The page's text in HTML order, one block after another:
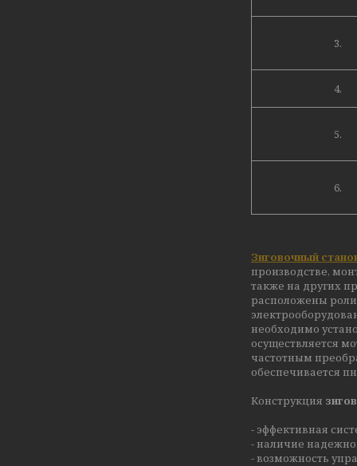
3.
4.
5.
6.
Зиговочный
производстве,
также на других
расположены
необходимо
осуществляется
частотным
обеспечивается
Конструкция
- эффективная
- наличие
- возможность